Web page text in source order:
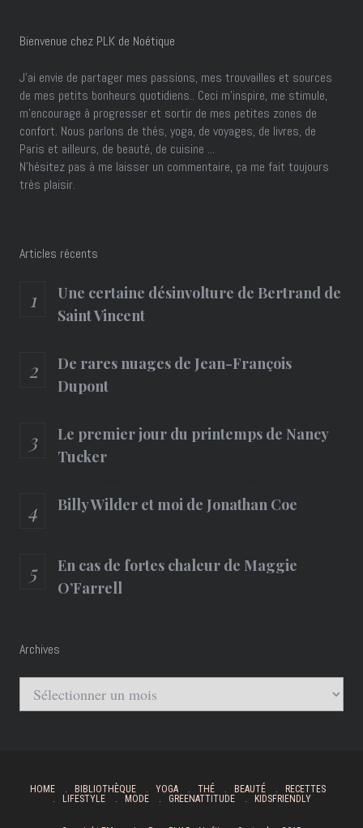
Bienvenue chez PLK de Noétique
J’ai envie de partager mes passions, mes trouvailles et sources
de mes petits bonheurs quotidiens.. Ceci m'inspire, me stimule,
m'encourage à progresser et sortir de mes petites zones de
confort. Nous parlons de thés, yoga, de voyages, de livres, de
Paris et ailleurs, de beauté, de cuisine ...
N'hésitez pas à me laisser un commentaire, ça me fait toujours
très plaisir.
Articles récents
Une certaine désinvolture de Bertrand de
Saint Vincent
De rares nuages de Jean-François
Dupont
Le premier jour du printemps de Nancy
Tucker
Billy Wilder et moi de Jonathan Coe
En cas de fortes chaleur de Maggie
O’Farrell
Archives
Archives
HOME BIBLIOTHÈQUE YOGA THÉ BEAUTÉ
RECETTES
LIFESTYLE
MODE GREENATTITUDE KIDSFRIENDLY